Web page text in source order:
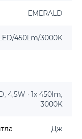
EMERALD
450Lm/3000K
4,5W · 1x 450lm,
3000K
Дж